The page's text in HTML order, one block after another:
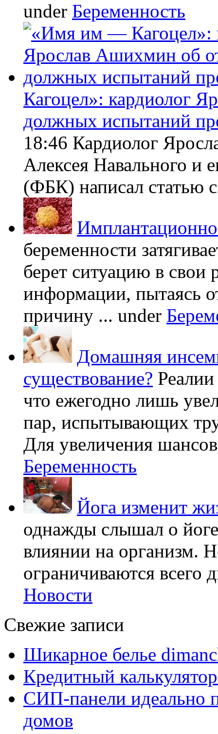
under Беременность
Кагоцел»: кардиолог
должных испытаний
18:46 Кардиолог
Алексея Навального и
(ФБК) написал статью
беременности
берет ситуацию в свои
информации, пытаясь
причину ... under
Домашняя
существование?
что ежегодно лишь
пар, испытывающих
Для увеличения
Беременность
Йога изменит
однажды слышал о
влиянии на организм.
ограничиваются всего
Новости
Свежие записи
Шикарное белье
Кредитный
СИП-панели идеально
домов